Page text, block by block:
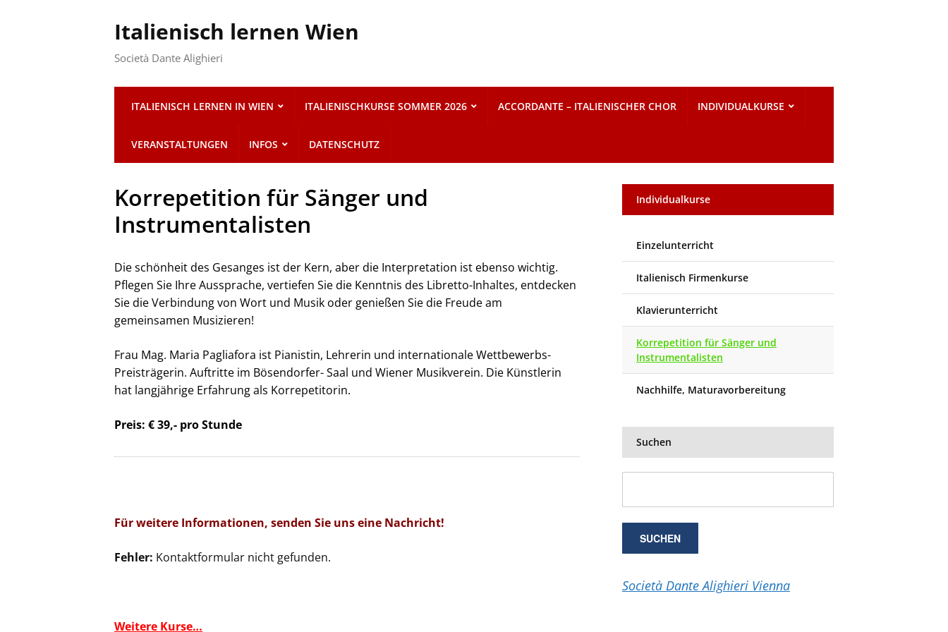
Italienisch lernen Wien
Società Dante Alighieri
ITALIENISCH LERNEN IN WIEN ITALIENISCHKURSE SOMMER 2026 ACCORDANTE – ITALIENISCHER CHOR INDIVIDUALKURSE
VERANSTALTUNGEN INFOS DATENSCHUTZ
Korrepetition für Sänger und
Instrumentalisten
Die schönheit des Gesanges ist der Kern, aber die Interpretation ist ebenso wichtig.
Pflegen Sie Ihre Aussprache, vertiefen Sie die Kenntnis des Libretto-Inhaltes, entdecken
Sie die Verbindung von Wort und Musik oder genießen Sie die Freude am
gemeinsamen Musizieren!
Frau Mag. Maria Pagliafora ist Pianistin, Lehrerin und internationale Wettbewerbs-
Preisträgerin. Auftritte im Bösendorfer- Saal und Wiener Musikverein. Die Künstlerin
hat langjährige Erfahrung als Korrepetitorin.
Preis: € 39,- pro Stunde
Für weitere Informationen, senden Sie uns eine Nachricht!
Fehler: Kontaktformular nicht gefunden.
Weitere Kurse…
Individualkurse
Einzelunterricht
Italienisch Firmenkurse
Klavierunterricht
Korrepetition für Sänger und
Instrumentalisten
Nachhilfe, Maturavorbereitung
Suchen
Società Dante Alighieri Vienna